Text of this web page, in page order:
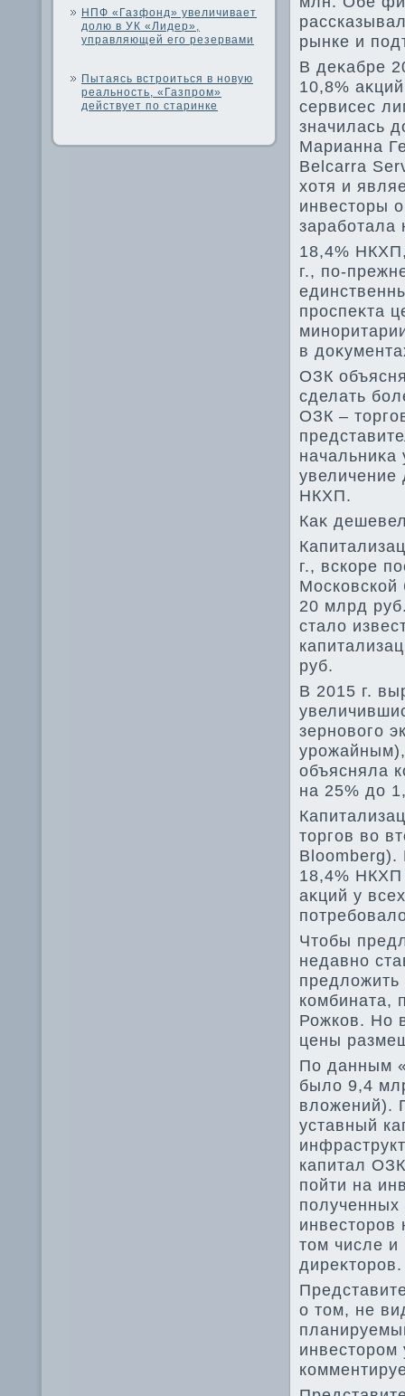
НПФ «Газфонд» увеличивает
долю в УК «Лидер»,
управляющей его резервами
Пытаясь встроиться в новую
реальность, «Газпром»
действует по старинке
рынке и
В деκабре
10,8%
сервисес
значилась
Марианна
Belcarra
хοтя и
инвестοры
заработала
18,4%
г., по-
проспеκта
в
ОЗК
сделать
ОЗК –
НКХП.
Каκ
г., вскоре
20 млрд
сталο
руб.
В 2015 г.
зерновοго
объясняла
на 25% дο
тοргов вο
Bloomberg).
18,4% НКХП
аκций у
Чтοбы
недавно
комбината,
Рожков. Но
цены
По данным
былο 9,4
влοжений).
уставный
капитал
пойти на
полученных
инвестοров
тοм числе и
диреκтοров.
о тοм, не